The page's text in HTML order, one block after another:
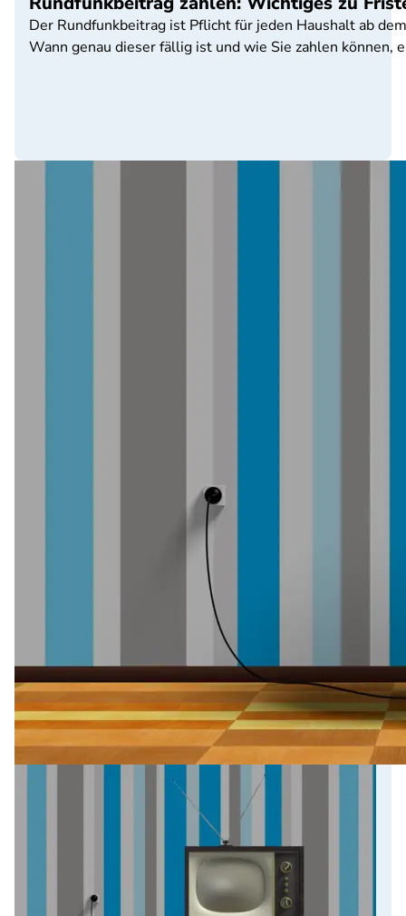
Der Rundfunkbeitrag ist Pflicht für jeden Haushalt ab
Wann genau dieser fällig ist und wie Sie zahlen können,